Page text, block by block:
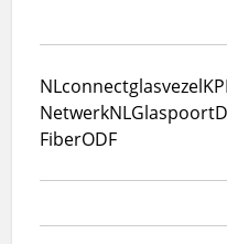
NLconnectglasvezel
NetwerkNLGlaspoort
FiberODF